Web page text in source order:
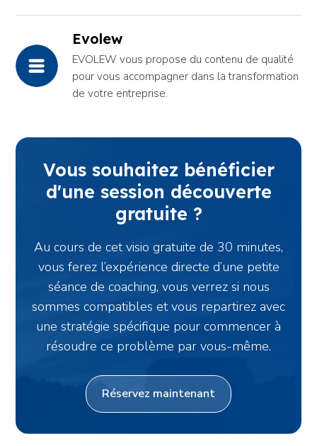
Evolew
EVOLEW vous propose du contenu de qualité
pour vous accompagner dans la transformation
de votre entreprise.
Vous souhaitez bénéficier
d'une session découverte
gratuite ?
Au cours de cet visio gratuite de 30 minutes,
vous ferez l’expérience directe d’une petite
séance de coaching, vous verrez si nous
sommes compatibles et vous repartirez avec
une stratégie spécifique pour commencer à
résoudre ce problème par vous-même.
Réservez maintenant